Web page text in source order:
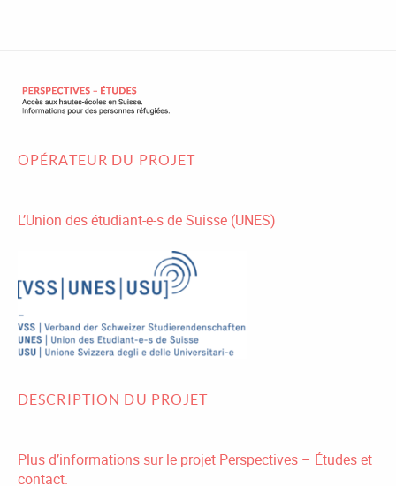
OPÉRATEUR DU PROJET
L’Union des étudiant-e-s de Suisse (UNES)
DESCRIPTION DU PROJET
Plus d’informations sur le projet Perspectives – Études et
contact.